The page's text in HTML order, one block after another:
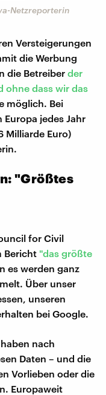
Netzreporterin
Versteigerungen
die Werbung
die Betreiber der
ohne dass wir das
möglich. Bei
jedes Jahr
Milliarde Euro)
"Größtes
for Civil
Bericht "das größte
es werden ganz
Über unser
unseren
bei Google.
nach
Daten – und die
Vorlieben oder die
Europaweit